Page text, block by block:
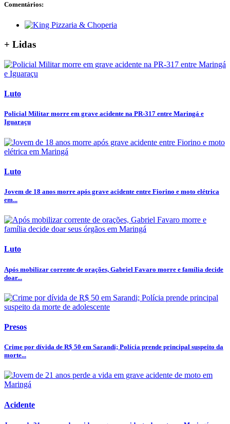
Comentários:
+ Lidas
Luto
Policial Militar morre em grave acidente na PR-317 entre Maringá e
Iguaraçu
Luto
Jovem de 18 anos morre após grave acidente entre Fiorino e moto elétrica
em...
Luto
Após mobilizar corrente de orações, Gabriel Favaro morre e família decide
doar...
Presos
Crime por dívida de R$ 50 em Sarandi; Polícia prende principal suspeito da
morte...
Acidente